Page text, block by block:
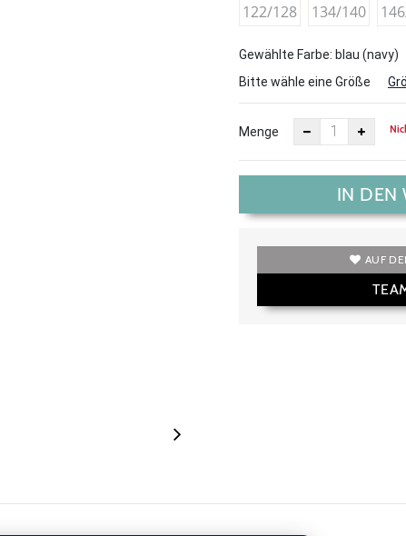
122/128 134/140
Gewählte Farbe: blau (navy)
Bitte wähle eine Größe
Menge
IN DEN
AUF